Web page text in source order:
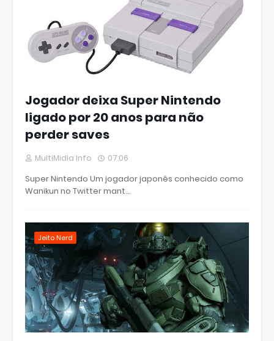
Jogador deixa Super Nintendo
ligado por 20 anos para não
perder saves
MultiMidia Info 07:06
Super Nintendo Um jogador japonês conhecido como
Wanikun no Twitter mant…
Jeito Nerd